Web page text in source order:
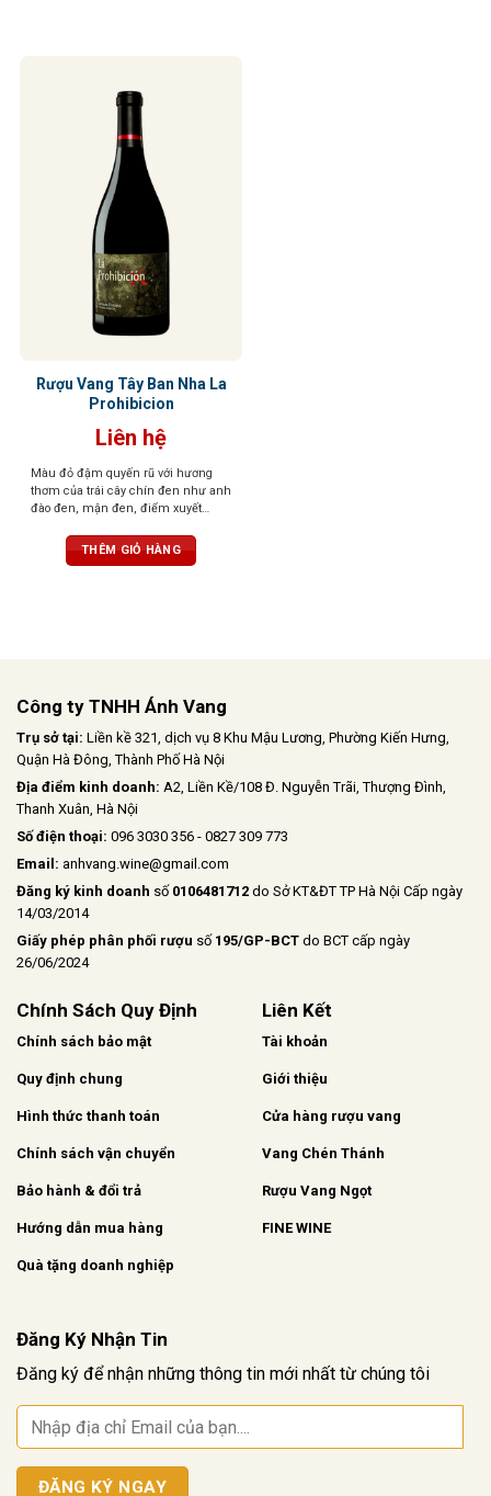
Rượu Vang Tây Ban Nha La
Prohibicion
Liên hệ
Màu đỏ đậm quyến rũ với hương
thơm của trái cây chín đen như anh
đào đen, mận đen, điểm xuyết
vị cay nhẹ. Vị rượu cân bằng, tươi
mới, sống động, giàu tannin nhưng
THÊM GIỎ HÀNG
Công ty TNHH Ánh Vang
Trụ sở tại: Liền kề 321, dịch vụ 8 Khu Mậu Lương, Phường Kiến Hưng,
Quận Hà Đông, Thành Phố Hà Nội
Địa điểm kinh doanh: A2, Liền Kề/108 Đ. Nguyễn Trãi, Thượng Đình,
Thanh Xuân, Hà Nội
Số điện thoại: 096 3030 356 - 0827 309 773
Email: anhvang.wine@gmail.com
Đăng ký kinh doanh số 0106481712 do Sở KT&ĐT TP Hà Nội Cấp ngày
14/03/2014
Giấy phép phân phối rượu số 195/GP-BCT do BCT cấp ngày
26/06/2024
Chính Sách Quy Định
Chính sách bảo mật
Quy định chung
Hình thức thanh toán
Chính sách vận chuyển
Bảo hành & đổi trả
Hướng dẫn mua hàng
Quà tặng doanh nghiệp
Liên Kết
Tài khoản
Giới thiệu
Cửa hàng rượu vang
Vang Chén Thánh
Rượu Vang Ngọt
FINE WINE
Đăng Ký Nhận Tin
Đăng ký để nhận những thông tin mới nhất từ chúng tôi